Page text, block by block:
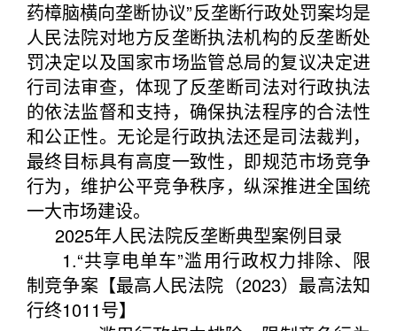
药樟脑横向垄断协议”反垄断行政处罚案均是
人民法院对地方反垄断执法机构的反垄断处
罚决定以及国家市场监管总局的复议决定进
行司法审查，体现了反垄断司法对行政执法
的依法监督和支持，确保执法程序的合法性
和公正性。无论是行政执法还是司法裁判，
最终目标具有高度一致性，即规范市场竞争
行为，维护公平竞争秩序，纵深推进全国统
一大市场建设。
2025年人民法院反垄断典型案例目录
1.“共享电单车”滥用行政权力排除、限
制竞争案【最高人民法院（2023）最高法知
行终1011号】